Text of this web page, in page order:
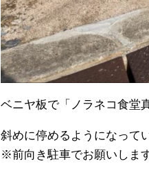
ベニヤ板で「ノラネコ食堂
斜めに停めるようになって
※前向き駐車でお願いしま